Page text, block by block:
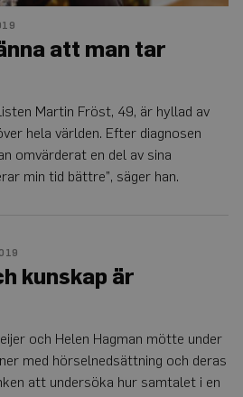
att man tar
Martin Fröst, 49, är hyllad av
hela världen. Efter diagnosen
omvärderat en del av sina
min tid bättre”, säger han.
kunskap är
och Helen Hagman mötte under
med hörselnedsättning och deras
att undersöka hur samtalet i en